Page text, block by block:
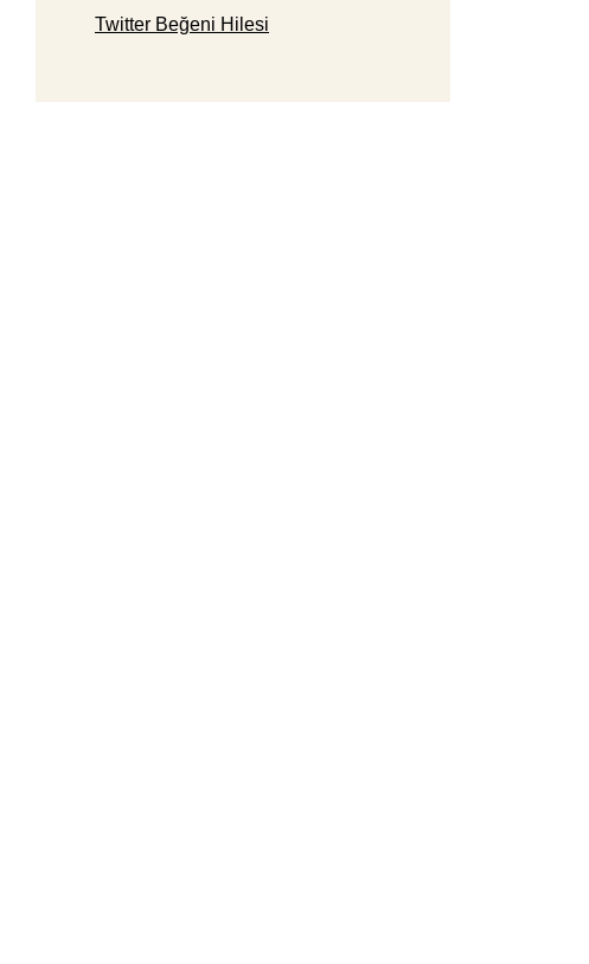
Twitter Beğeni Hilesi